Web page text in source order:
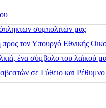
συμπολιτών μας
προς τον Υπουργό Εθνικής
ένα σύμβολο του λαϊκού
σε Γύθειο και